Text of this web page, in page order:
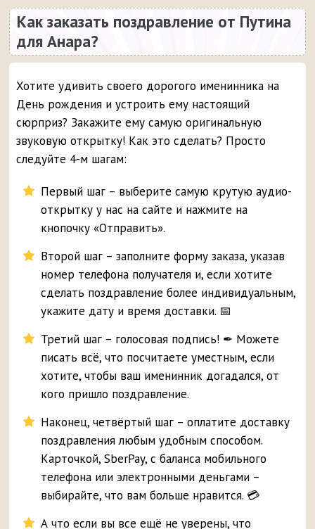
Как заказать поздравление от Путина
для Анара?
Хотите удивить своего дорогого именинника на
День рождения и устроить ему настоящий
сюрприз? Закажите ему самую оригинальную
звуковую открытку! Как это сделать? Просто
следуйте 4-м шагам:
Первый шаг – выберите самую крутую аудио-
открытку у нас на сайте и нажмите на
кнопочку «Отправить».
Второй шаг – заполните форму заказа, указав
номер телефона получателя и, если хотите
сделать поздравление более индивидуальным,
укажите дату и время доставки. 📅
Третий шаг – голосовая подпись! ✒ Можете
писать всё, что посчитаете уместным, если
хотите, чтобы ваш именинник догадался, от
кого пришло поздравление.
Наконец, четвёртый шаг – оплатите доставку
поздравления любым удобным способом.
Карточкой, SberPay, с баланса мобильного
телефона или электронными деньгами –
выбирайте, что вам больше нравится. 💳
А что если вы все ещё не уверены, что